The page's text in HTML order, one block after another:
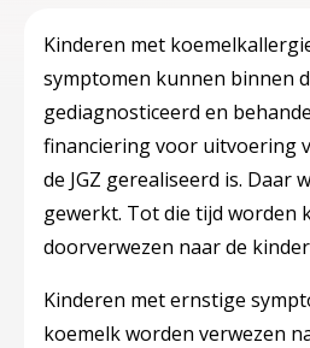
Kinderen met
symptomen kunnen binnen
gediagnosticeerd en
financiering voor uitvoering
de JGZ gerealiseerd is. Daar
gewerkt. Tot die tijd worden
doorverwezen naar de
Kinderen met ernstige
koemelk worden verwezen